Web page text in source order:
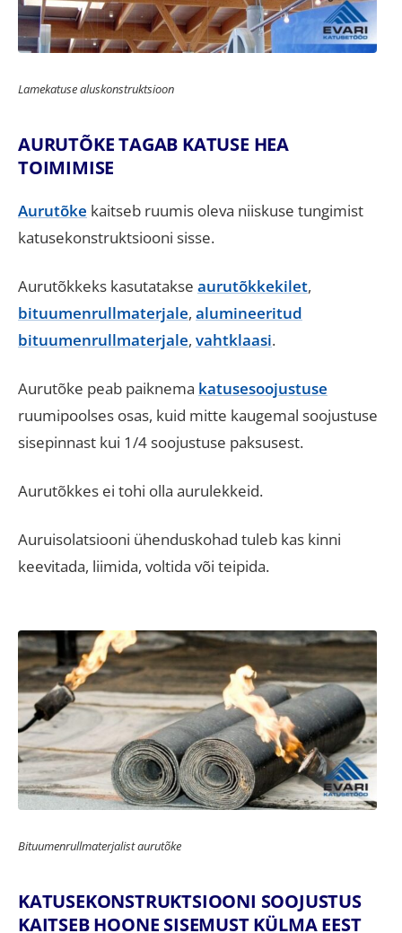
Lamekatuse aluskonstruktsioon
AURUTÕKE TAGAB KATUSE HEA
TOIMIMISE
Aurutõke kaitseb ruumis oleva niiskuse tungimist
katusekonstruktsiooni sisse.
Aurutõkkeks kasutatakse aurutõkkekilet,
bituumenrullmaterjale, alumineeritud
bituumenrullmaterjale, vahtklaasi.
Aurutõke peab paiknema katusesoojustuse
ruumipoolses osas, kuid mitte kaugemal soojustuse
sisepinnast kui 1/4 soojustuse paksusest.
Aurutõkkes ei tohi olla aurulekkeid.
Auruisolatsiooni ühenduskohad tuleb kas kinni
keevitada, liimida, voltida või teipida.
Bituumenrullmaterjalist aurutõke
KATUSEKONSTRUKTSIOONI SOOJUSTUS
KAITSEB HOONE SISEMUST KÜLMA EEST